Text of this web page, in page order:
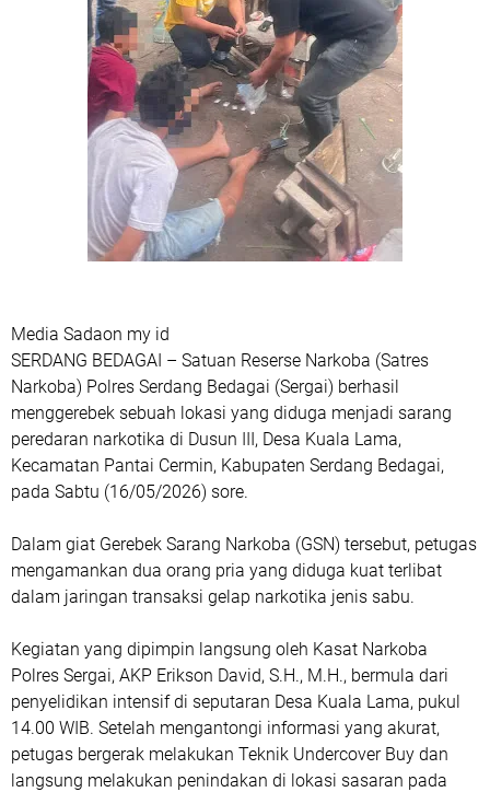
Media Sadaon my id
SERDANG BEDAGAI – Satuan Reserse Narkoba (Satres
Narkoba) Polres Serdang Bedagai (Sergai) berhasil
menggerebek sebuah lokasi yang diduga menjadi sarang
peredaran narkotika di Dusun III, Desa Kuala Lama,
Kecamatan Pantai Cermin, Kabupaten Serdang Bedagai,
pada Sabtu (16/05/2026) sore.
Dalam giat Gerebek Sarang Narkoba (GSN) tersebut, petugas
mengamankan dua orang pria yang diduga kuat terlibat
dalam jaringan transaksi gelap narkotika jenis sabu.
Kegiatan yang dipimpin langsung oleh Kasat Narkoba
Polres Sergai, AKP Erikson David, S.H., M.H., bermula dari
penyelidikan intensif di seputaran Desa Kuala Lama, pukul
14.00 WIB. Setelah mengantongi informasi yang akurat,
petugas bergerak melakukan Teknik Undercover Buy dan
langsung melakukan penindakan di lokasi sasaran pada